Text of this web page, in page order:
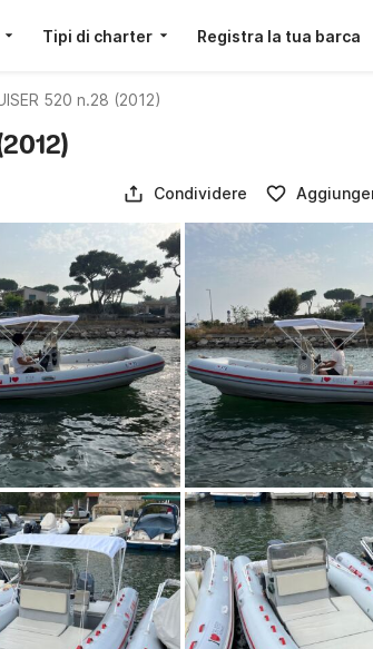
Tipi di charter Registra la tua barca
520 n.28 (2012)
Condividere